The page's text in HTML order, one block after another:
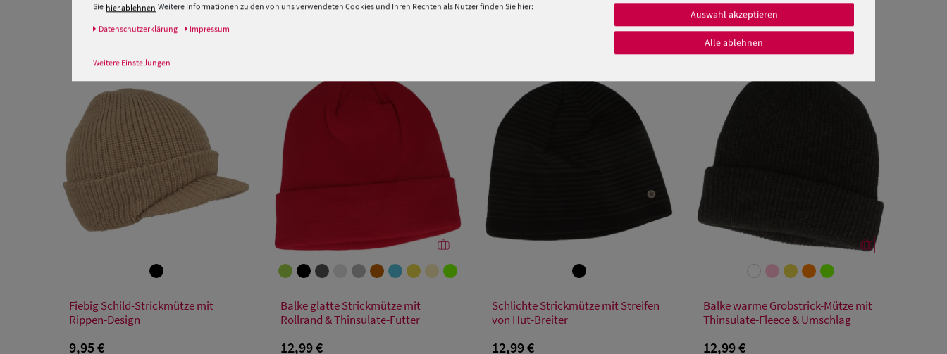
Einheitsgröße
Fiebig Schild-Strickmütze mit
Rippen-Design
9,95 €
Einheitsgröße
Balke glatte Strickmütze mit
Rollrand & Thinsulate-Futter
12,99 €
Einheitsgröße
Schlichte Strickmütze mit Streifen
von Hut-Breiter
12,99 €
Einheitsgröße
Balke warme Grobstrick-Mütze mit
Thinsulate-Fleece & Umschlag
12,99 €
Sie hier ablehnen Weitere Informationen zu den von uns verwendeten Cookies und Ihren Rechten als Nutzer finden Sie hier:
Daten­schutz­erklärung Impressum
Weitere Einstellungen
Auswahl akzeptieren
Alle ablehnen